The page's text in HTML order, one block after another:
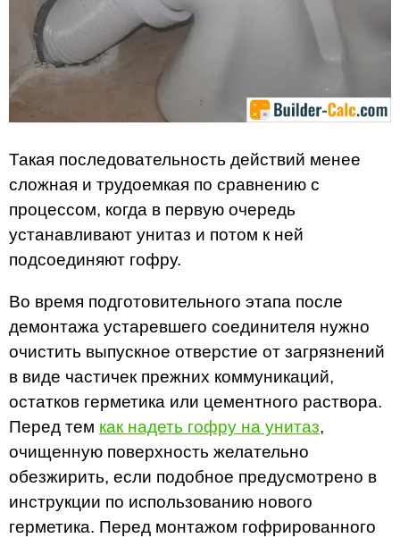
Такая последовательность действий менее
сложная и трудоемкая по сравнению с
процессом, когда в первую очередь
устанавливают унитаз и потом к ней
подсоединяют гофру.
Во время подготовительного этапа после
демонтажа устаревшего соединителя нужно
очистить выпускное отверстие от загрязнений
в виде частичек прежних коммуникаций,
остатков герметика или цементного раствора.
Перед тем как надеть гофру на унитаз,
очищенную поверхность желательно
обезжирить, если подобное предусмотрено в
инструкции по использованию нового
герметика. Перед монтажом гофрированного